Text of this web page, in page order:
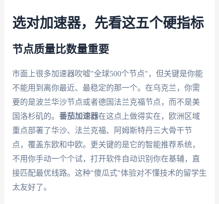
选对加速器，先看这五个硬指标
节点质量比数量重要
市面上很多加速器吹嘘"全球500个节点"，但关键是你能
不能用到离你最近、最稳定的那一个。在乌克兰，你需
要的是波兰华沙节点或者德国法兰克福节点，而不是美
国洛杉矶的。 番茄加速器在这点上做得实在，欧洲区域
重点部署了华沙、法兰克福、阿姆斯特丹三大骨干节
点，覆盖东欧和中欧。更关键的是它的智能推荐系统，
不用你手动一个个试，打开软件自动识别你在基辅，直
接匹配最优线路。这种"傻瓜式"体验对不懂技术的留学生
太友好了。